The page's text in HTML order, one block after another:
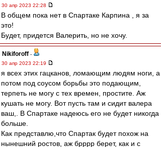
30 апр 2023 22:28
В общем пока нет в Спартаке Карпина , я за
это!
Будет, придется Валерить, но не хочу.
Nikiforoff -
30 апр 2023 22:19
я всех этих гацканов, ломающим людям ноги, а
потом под соусом борьбы это подающим,
терпеть не могу с тех времен, простите. Аж
кушать не могу. Вот пусть там и сидит валера
ваш,. В Спартаке надеюсь его не будет никогда
больше.
Как представлю,что Спартак будет похож на
нынешний ростов, аж брррр берет, как и с